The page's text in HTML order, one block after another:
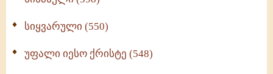
სიყვარული (550)
უფალი იესო ქრისტე (548)